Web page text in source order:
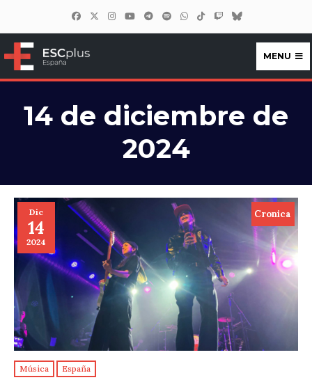
ESCplus España
MENU
14 de diciembre de
2024
Dic
14
2024
Cronica
Música España